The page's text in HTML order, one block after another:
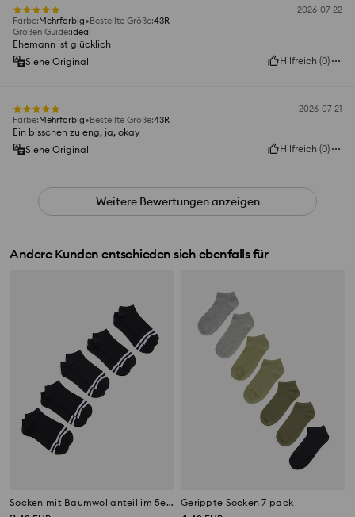
2026-07-22
Farbe:Mehrfarbig Bestellte Größe:43R
Größen Guide:ideal
Ehemann ist glücklich
Siehe Original
Hilfreich (0)
2026-07-21
Farbe:Mehrfarbig Bestellte Größe:43R
Ein bisschen zu eng, ja, okay
Siehe Original
Hilfreich (0)
Weitere Bewertungen anzeigen
Andere Kunden entschieden sich ebenfalls für
Socken mit Baumwollanteil im 5er-Pack Gerippte Socken 7 pack